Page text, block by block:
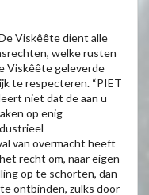
Viskêête dient alle
welke rusten
Viskêête geleverde
te respecteren. “PIET
niet dat de aan u
op enig
van overmacht heeft
recht om, naar eigen
op te schorten, dan
ontbinden, zulks door